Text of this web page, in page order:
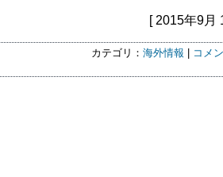
[ 2015年9月
カテゴリ： 海外情報 コメ